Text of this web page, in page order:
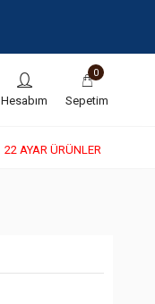
Hesabım
0
Sepetim
22 AYAR ÜRÜNLER